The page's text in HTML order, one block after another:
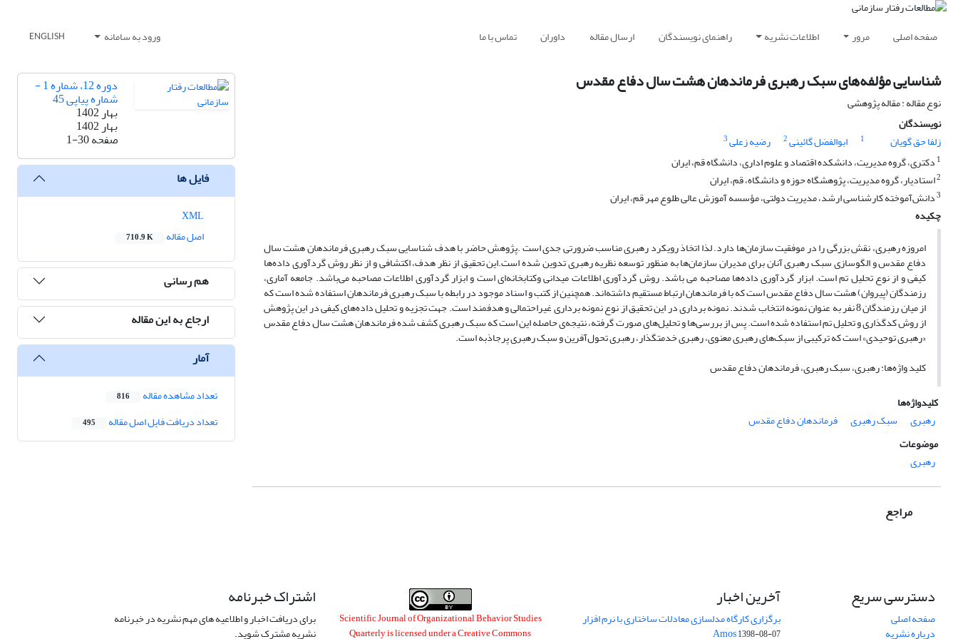
صفحه اصلی مرور اطلاعات نشریه راهنمای نویسندگان ارسال مقاله داوران تماس با ما ورود به سامانه ENGLISH
شناسایی مؤلفه‌های سبک رهبری فرماندهان هشت سال دفاع مقدس
نوع مقاله : مقاله پژوهشی
نویسندگان
زلفا حق گویان
1 ابوالفضل گائینی2 رضیه زعلی3
1 دکتری، گروه مدیریت، دانشکده اقتصاد و علوم اداری، دانشگاه قم، ایران
2استادیار، گروه مدیریت، پژوهشگاه حوزه و دانشگاه، قم، ایران
3دانش‌آموخته کارشناسی ارشد، مدیریت دولتی، مؤسسه آموزش عالی طلوع مهر قم، ایران
چکیده
امروزه رهبری، نقش بزرگی را در موفقیت سازمان‌ها دارد. لذا اتخاذ رویکرد رهبری مناسب ضرورتی جدی است .پژوهش حاضر با هدف شناسایی سبک‌ رهبری فرماندهان هشت سال
دفاع مقدس و الگوسازی سبک رهبری آنان برای مدیران سازمان‌ها به منظور توسعه نظریه رهبری تدوین شده است.این تحقیق از نظر هدف، اکتشافی و از نظر روش گردآوری داده‌ها
کیفی و از نوع تحلیل تم است. ابزار گردآوری داده‌ها مصاحبه می باشد. روش گردآوری اطلاعات میدانی وکتابخانه‌ای است و ابزار گردآوری اطلاعات مصاحبه می‌باشد. جامعه آماری،
رزمندگان (پیروان) هشت سال دفاع مقدس است که با فرماندهان ارتباط مستقیم داشته‌اند. همچنین از کتب و اسناد موجود در رابطه با سبک رهبری فرماندهان استفاده شده است که
از میان رزمندگان 8 نفر به عنوان نمونه انتخاب شدند. نمونه برداری در این تحقیق از نوع نمونه برداری غیراحتمالی و هدفمند است. جهت تجزیه و تحلیل داده‌های کیفی در این پژوهش
از روش کدگذاری و تحلیل تم استفاده شده است. پس از بررسی‌ها و تحلیل‌های صورت گرفته، نتیجه‌ی حاصله این است که سبک رهبری کشف شده فرماندهان هشت سال دفاع مقدس
«رهبری توحیدی» است که ترکیبی از سبک‌های رهبری معنوی، رهبری خدمتگذار، رهبری تحول‌‌آفرین و سبک رهبری پرجاذبه است.
کلید واژه‌ها: رهبری، سبک رهبری، فرماندهان دفاع مقدس
کلیدواژه‌ها
رهبری
سبک رهبری
فرماندهان دفاع مقدس
موضوعات
رهبری
مراجع
دوره 12، شماره 1 -
شماره پیاپی 45
بهار 1402
بهار 1402
صفحه1-30
فایل ها
اصل مقاله
710.9 K
هم رسانی
ارجاع به این مقاله
آمار
تعداد مشاهده مقاله 816
تعداد دریافت فایل اصل مقاله 495
دسترسی سریع
صفحه اصلی
درباره نشریه
آخرین اخبار
برگزاری کارگاه مدلسازی معادلات ساختاری با نرم افزار
Amos1398-08-07
Scientific Journal of Organizational Behavior Studies
Quarterly is licensed under aCreative Commons
اشتراک خبرنامه
برای دریافت اخبار و اطلاعیه های مهم نشریه در خبرنامه
نشریه مشترک شوید.